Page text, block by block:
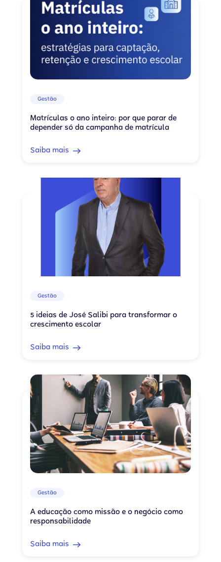
Gestão
Matrículas o ano inteiro: por que parar de
depender só da campanha de matrícula
Saiba mais
Gestão
5 ideias de José Salibi para transformar o
crescimento escolar
Saiba mais
Gestão
A educação como missão e o negócio como
responsabilidade
Saiba mais